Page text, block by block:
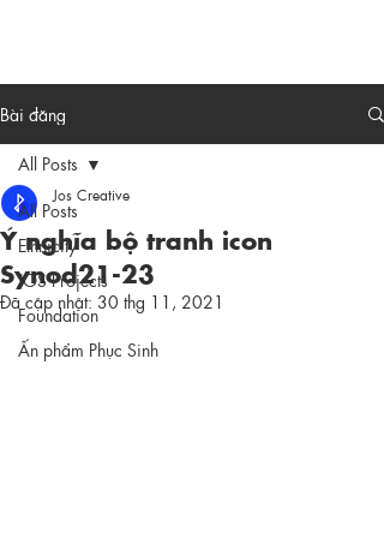
Bài đăng
All Posts
Ethnicity
JOS Projects
Foundation
Ấn phẩm Phục Sinh
All Posts
Ý nghĩa bộ tranh icon
Synod21-23
Jos Creative
Đã cập nhật: 30 thg 11, 2021